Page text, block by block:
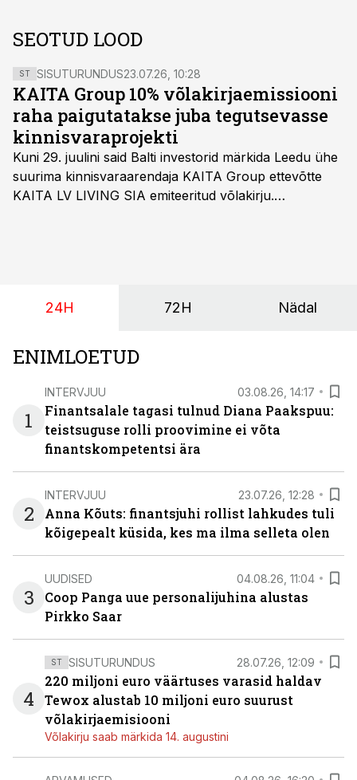
SEOTUD LOOD
ST SISUTURUNDUS23.07.26, 10:28
KAITA Group 10% võlakirjaemissiooni
raha paigutatakse juba tegutsevasse
kinnisvaraprojekti
Kuni 29. juulini said Balti investorid märkida Leedu ühe
suurima kinnisvaraarendaja KAITA Group ettevõtte
KAITA LV LIVING SIA emiteeritud võlakirju.
24H 72H Nädal
ENIMLOETUD
1
INTERVJUU 03.08.26, 14:17
Finantsalale tagasi tulnud Diana Paakspuu:
teistsuguse rolli proovimine ei võta
finantskompetentsi ära
2
INTERVJUU 23.07.26, 12:28
Anna Kõuts: finantsjuhi rollist lahkudes tuli
kõigepealt küsida, kes ma ilma selleta olen
3
UUDISED 04.08.26, 11:04
Coop Panga uue personalijuhina alustas
Pirkko Saar
4
ST SISUTURUNDUS 28.07.26, 12:09
220 miljoni euro väärtuses varasid haldav
Tewox alustab 10 miljoni euro suurust
võlakirjaemisiooni
Võlakirju saab märkida 14. augustini